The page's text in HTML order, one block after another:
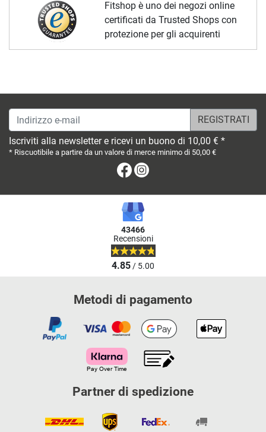
Fitshop è uno dei negozi online
certificati da Trusted Shops con
protezione per gli acquirenti
Indirizzo e-mail
Iscriviti alla newsletter e ricevi un buono di 10,00 € *
* Riscuotibile a partire da un valore di merce minimo di 50,00 €
Facebook
43466
Recensioni
4.85/ 5.00
Metodi di pagamento
Partner di spedizione